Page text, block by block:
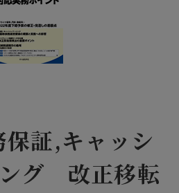
証,キャッシ
グ 改正移転